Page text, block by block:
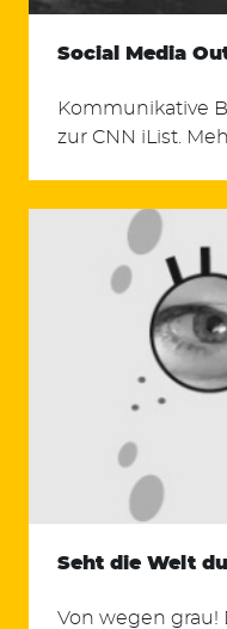
Suchen
Social Media
Kommunikative
zur CNN iList.
Seht die Welt
Von wegen grau!